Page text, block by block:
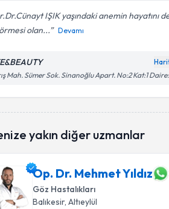
IŞIK yaşındaki anemin hayatını
olan...
Devamı
Mah. Sümer Sok. Sinanoğlu Apart. No:2 Kat:1
yakın diğer uzmanlar
Op. Dr. Mehmet Yıldız
Göz Hastalıkları
Balıkesir, Altıeylül